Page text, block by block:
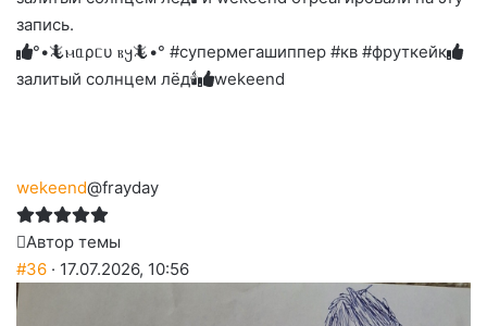
слез
запись.
°•🦎ⲙᥲρᥴυ ⲃ𐔤🦎•° #супермегашиппер #кв #фруткейк
залитый солнцем лёд🕯
wekeend
wekeend@frayday
Автор темы
#36 · 17.07.2026, 10:56